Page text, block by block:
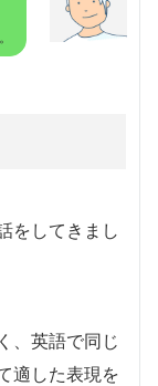
をしてきまし
、英語で同じ
適した表現を